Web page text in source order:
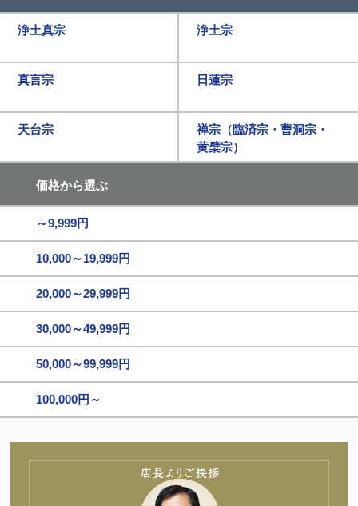
浄土真宗 浄土宗
真言宗 日蓮宗
天台宗
禅宗（臨済宗・曹洞宗・
黄檗宗）
価格から選ぶ
～9,999円
10,000～19,999円
20,000～29,999円
30,000～49,999円
50,000～99,999円
100,000円～